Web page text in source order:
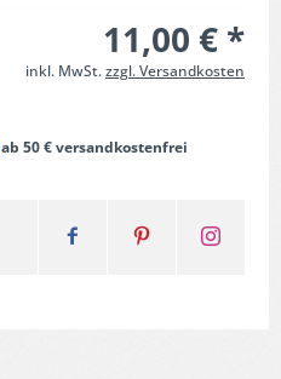
11,00 € *
inkl. MwSt.zzgl. Versandkosten
ab 50 € versandkostenfrei